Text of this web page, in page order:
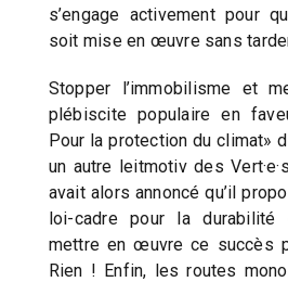
s’engage activement pour
soit mise en œuvre sans
Stopper l’immobilisme et
plébiscite populaire en
Pour la protection du climat»
un autre leitmotiv des
avait alors annoncé qu’il
loi-cadre pour la
mettre en œuvre ce succès
Rien ! Enfin, les routes